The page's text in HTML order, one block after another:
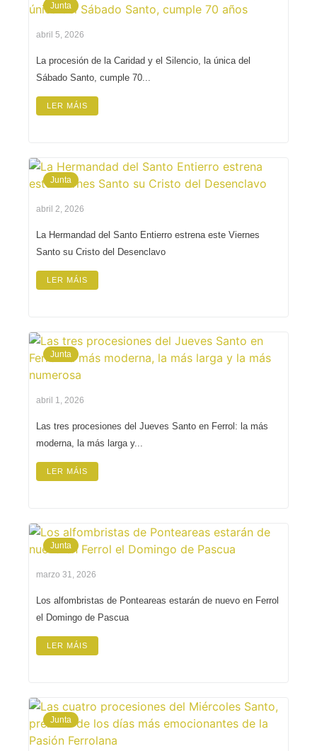
Junta
abril 5, 2026
La procesión de la Caridad y el Silencio, la única del
Sábado Santo, cumple 70...
LER MÁIS
Junta
abril 2, 2026
La Hermandad del Santo Entierro estrena este Viernes
Santo su Cristo del Desenclavo
LER MÁIS
Junta
abril 1, 2026
Las tres procesiones del Jueves Santo en Ferrol: la más
moderna, la más larga y...
LER MÁIS
Junta
marzo 31, 2026
Los alfombristas de Ponteareas estarán de nuevo en Ferrol
el Domingo de Pascua
LER MÁIS
Junta